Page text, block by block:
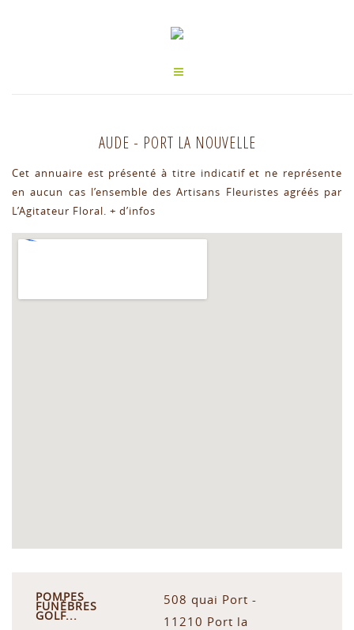
AUDE - PORT LA NOUVELLE
Cet annuaire est présenté à titre indicatif et ne représente
en aucun cas l’ensemble des Artisans Fleuristes agréés par
L’Agitateur Floral. + d’infos
POMPES
FUNÈBRES
GOLF...
508 quai Port -
11210 Port la